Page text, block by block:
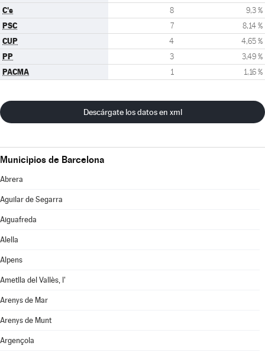
C's 8 9,3 %
PSC 7 8,14 %
CUP 4 4,65 %
PP 3 3,49 %
PACMA 1 1,16 %
Descárgate los datos en xml
Municipios de Barcelona
Abrera
Aguilar de Segarra
Aiguafreda
Alella
Alpens
Ametlla del Vallès, l'
Arenys de Mar
Arenys de Munt
Argençola